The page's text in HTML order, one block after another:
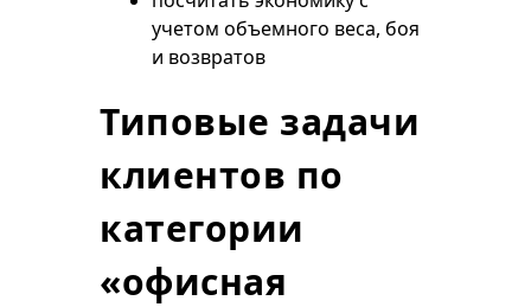
учетом объемного веса, боя
и возвратов
Типовые задачи
клиентов по
категории
«офисная